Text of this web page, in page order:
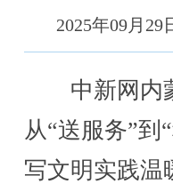
2025年09月29
中新网内
从“送服务”到
写文明实践温